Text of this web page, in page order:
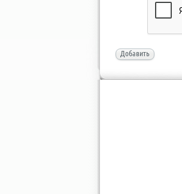
Добавить